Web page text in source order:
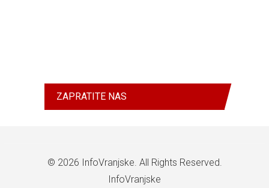
ZAPRATITE NAS
© 2026 InfoVranjske . All Rights Reserved.
InfoVranjske